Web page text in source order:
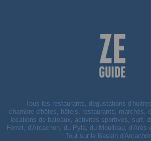
Tous les restaurants, dégustations
chambre d'hôtes, hôtels, restaurants, marchés,
locations de bateaux, activités sportives, surf,
Ferret, d'Arcachon, du Pyla, du Moulleau, d'Arès
Tout sur le Bassin d'Arcachon